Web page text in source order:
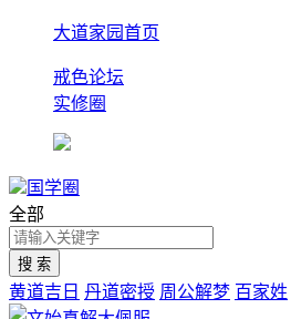
大道家园首页
戒色论坛
实修圈
国学圈
全部
黄道吉日 丹道密授 周公解梦 百家姓